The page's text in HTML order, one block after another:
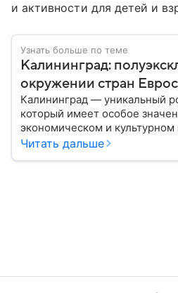
и активности для детей и
Узнать больше по теме
Калининград:
окружении стран
Калининград — уникальный
который имеет особое
экономическом и культурном
город, расположенный в
Читать дальше